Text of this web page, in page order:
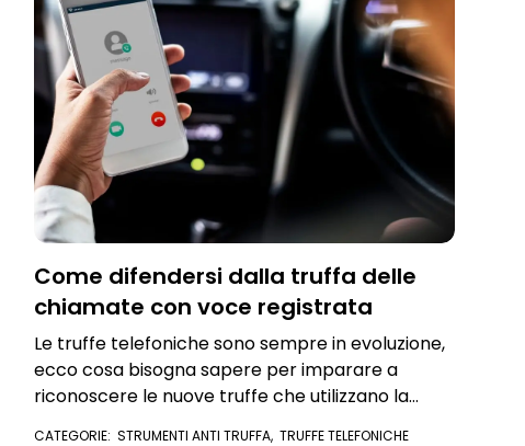
Come difendersi dalla truffa delle
chiamate con voce registrata
Le truffe telefoniche sono sempre in evoluzione,
ecco cosa bisogna sapere per imparare a
riconoscere le nuove truffe che utilizzano la
CATEGORIE: STRUMENTI ANTI TRUFFA, TRUFFE TELEFONICHE